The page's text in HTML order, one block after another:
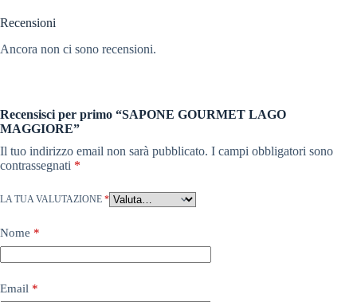
Recensioni
Ancora non ci sono recensioni.
Recensisci per primo “SAPONE GOURMET LAGO
MAGGIORE”
Il tuo indirizzo email non sarà pubblicato. I campi obbligatori sono
contrassegnati *
LA TUA VALUTAZIONE *
Nome *
Email *